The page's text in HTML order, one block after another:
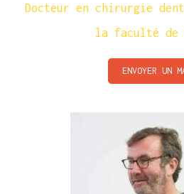
Docteur en chirurgie
la faculté de
ENVOYER UN